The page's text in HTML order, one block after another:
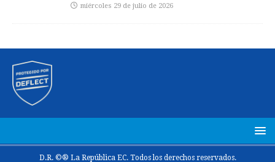
miércoles 29 de julio de 2026
D.R. ©® La República EC. Todos los derechos reservados.